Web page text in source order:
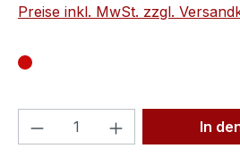
Preise inkl. MwSt. zzgl.
Produkt Anzahl: Gib
In